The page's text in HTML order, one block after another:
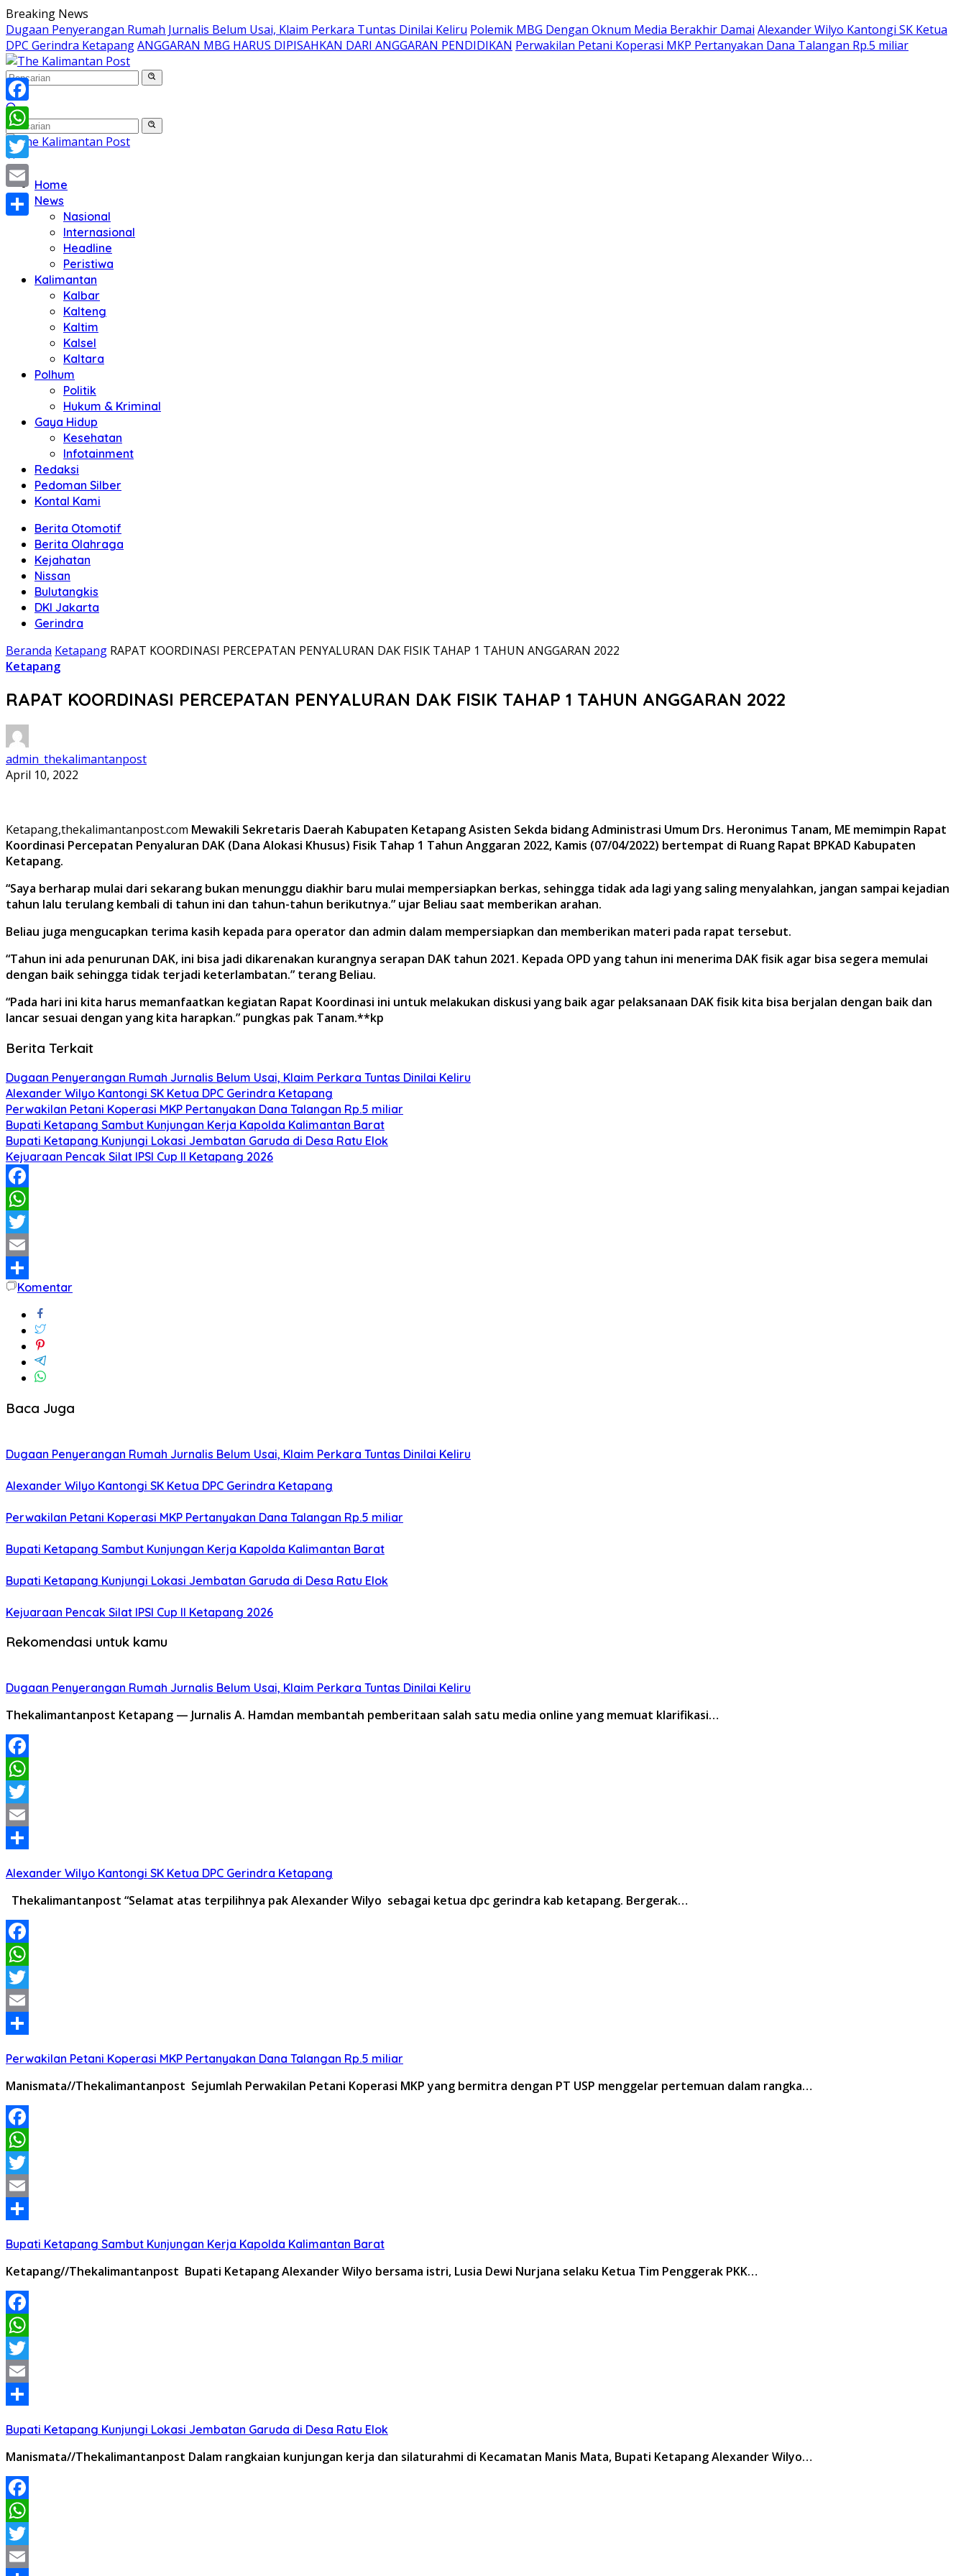
Langsung
ke
konten
Breaking News
Dugaan Penyerangan Rumah Jurnalis Belum Usai, Klaim Perkara Tuntas Dinilai Keliru Polemik MBG Dengan Oknum Media Berakhir Damai Alexander Wilyo Kantongi SK Ketua
DPC Gerindra KetapangANGGARAN MBG HARUS DIPISAHKAN DARI ANGGARAN PENDIDIKAN Perwakilan Petani Koperasi MKP Pertanyakan Dana Talangan Rp.5 miliar
Home
News
Nasional
Internasional
Headline
Peristiwa
Kalimantan
Kalbar
Kalteng
Kaltim
Kalsel
Kaltara
Polhum
Politik
Hukum & Kriminal
Gaya Hidup
Kesehatan
Infotainment
Redaksi
Pedoman Silber
Kontal Kami
Berita Otomotif
Berita Olahraga
Kejahatan
Nissan
Bulutangkis
DKI Jakarta
Gerindra
Beranda Ketapang RAPAT KOORDINASI PERCEPATAN PENYALURAN DAK FISIK TAHAP 1 TAHUN ANGGARAN 2022
Ketapang
RAPAT KOORDINASI PERCEPATAN PENYALURAN DAK FISIK TAHAP 1 TAHUN ANGGARAN 2022
admin_thekalimantanpost
April 10, 2022
Ketapang,thekalimantanpost.com Mewakili Sekretaris Daerah Kabupaten Ketapang Asisten Sekda bidang Administrasi Umum Drs. Heronimus Tanam, ME memimpin Rapat
Koordinasi Percepatan Penyaluran DAK (Dana Alokasi Khusus) Fisik Tahap 1 Tahun Anggaran 2022, Kamis (07/04/2022) bertempat di Ruang Rapat BPKAD Kabupaten
Ketapang.
“Saya berharap mulai dari sekarang bukan menunggu diakhir baru mulai mempersiapkan berkas, sehingga tidak ada lagi yang saling menyalahkan, jangan sampai kejadian
tahun lalu terulang kembali di tahun ini dan tahun-tahun berikutnya.” ujar Beliau saat memberikan arahan.
Beliau juga mengucapkan terima kasih kepada para operator dan admin dalam mempersiapkan dan memberikan materi pada rapat tersebut.
“Tahun ini ada penurunan DAK, ini bisa jadi dikarenakan kurangnya serapan DAK tahun 2021. Kepada OPD yang tahun ini menerima DAK fisik agar bisa segera memulai
dengan baik sehingga tidak terjadi keterlambatan.” terang Beliau.
“Pada hari ini kita harus memanfaatkan kegiatan Rapat Koordinasi ini untuk melakukan diskusi yang baik agar pelaksanaan DAK fisik kita bisa berjalan dengan baik dan
lancar sesuai dengan yang kita harapkan.” pungkas pak Tanam.**kp
Berita Terkait
Dugaan Penyerangan Rumah Jurnalis Belum Usai, Klaim Perkara Tuntas Dinilai Keliru
Alexander Wilyo Kantongi SK Ketua DPC Gerindra Ketapang
Perwakilan Petani Koperasi MKP Pertanyakan Dana Talangan Rp.5 miliar
Bupati Ketapang Sambut Kunjungan Kerja Kapolda Kalimantan Barat
Bupati Ketapang Kunjungi Lokasi Jembatan Garuda di Desa Ratu Elok
Kejuaraan Pencak Silat IPSI Cup II Ketapang 2026
Facebook
WhatsApp
Twitter
Email
Share
Komentar
Baca Juga
Dugaan Penyerangan Rumah Jurnalis Belum Usai, Klaim Perkara Tuntas Dinilai Keliru
Alexander Wilyo Kantongi SK Ketua DPC Gerindra Ketapang
Perwakilan Petani Koperasi MKP Pertanyakan Dana Talangan Rp.5 miliar
Bupati Ketapang Sambut Kunjungan Kerja Kapolda Kalimantan Barat
Bupati Ketapang Kunjungi Lokasi Jembatan Garuda di Desa Ratu Elok
Kejuaraan Pencak Silat IPSI Cup II Ketapang 2026
Rekomendasi untuk kamu
Dugaan Penyerangan Rumah Jurnalis Belum Usai, Klaim Perkara Tuntas Dinilai Keliru
Thekalimantanpost Ketapang — Jurnalis A. Hamdan membantah pemberitaan salah satu media online yang memuat klarifikasi…
Facebook
WhatsApp
Twitter
Email
Alexander Wilyo Kantongi SK Ketua DPC Gerindra Ketapang
Thekalimantanpost “Selamat atas terpilihnya pak Alexander Wilyo sebagai ketua dpc gerindra kab ketapang. Bergerak…
Facebook
WhatsApp
Twitter
Email
Perwakilan Petani Koperasi MKP Pertanyakan Dana Talangan Rp.5 miliar
Manismata//Thekalimantanpost Sejumlah Perwakilan Petani Koperasi MKP yang bermitra dengan PT USP menggelar pertemuan dalam rangka…
Facebook
WhatsApp
Twitter
Email
Bupati Ketapang Sambut Kunjungan Kerja Kapolda Kalimantan Barat
Ketapang//Thekalimantanpost Bupati Ketapang Alexander Wilyo bersama istri, Lusia Dewi Nurjana selaku Ketua Tim Penggerak PKK…
Facebook
WhatsApp
Twitter
Email
Bupati Ketapang Kunjungi Lokasi Jembatan Garuda di Desa Ratu Elok
Manismata//Thekalimantanpost Dalam rangkaian kunjungan kerja dan silaturahmi di Kecamatan Manis Mata, Bupati Ketapang Alexander Wilyo…
Facebook
WhatsApp
Twitter
Facebook
WhatsApp
Twitter
Email